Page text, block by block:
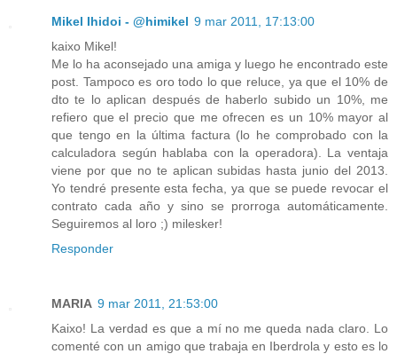
Mikel Ihidoi - @himikel 9 mar 2011, 17:13:00
kaixo Mikel!
Me lo ha aconsejado una amiga y luego he encontrado este
post. Tampoco es oro todo lo que reluce, ya que el 10% de
dto te lo aplican después de haberlo subido un 10%, me
refiero que el precio que me ofrecen es un 10% mayor al
que tengo en la última factura (lo he comprobado con la
calculadora según hablaba con la operadora). La ventaja
viene por que no te aplican subidas hasta junio del 2013.
Yo tendré presente esta fecha, ya que se puede revocar el
contrato cada año y sino se prorroga automáticamente.
Seguiremos al loro ;) milesker!
Responder
MARIA 9 mar 2011, 21:53:00
Kaixo! La verdad es que a mí no me queda nada claro. Lo
comenté con un amigo que trabaja en Iberdrola y esto es lo